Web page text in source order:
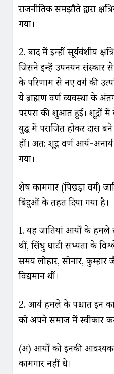
राजनीतिक समझौते द्वारा
गया।
2. बाद में इन्हीं सूर्यवंशीय
जिसने इन्हें उपनयन संस्कार से
के परिणाम से नए वर्ग की
ये ब्राह्मण वर्ण व्यवस्था के
परंपरा की शुरुआत हुई। शूद्रों
युद्ध में पराजित होकर दास
हों। अत: शूद्र वर्ण आर्य-
गया।
शेष कामगार (पिछड़ा वर्ग)
बिंदुओं के तहत दिया गया है।
1. यह जातियां आर्यों के हमले
थीं, सिंधु घाटी सभ्यता के
समय लोहार, सोनार, कुम्हार
विद्यमान थीं।
2. आर्य हमले के पश्चात इन
को अपने समाज में स्वीकार
(अ) आर्यों को इनकी
कामगार नहीं थे।